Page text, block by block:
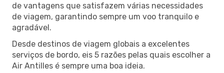
de vantagens que satisfazem várias necessidades
de viagem, garantindo sempre um voo tranquilo e
agradável.
Desde destinos de viagem globais a excelentes
serviços de bordo, eis 5 razões pelas quais escolher a
Air Antilles é sempre uma boa ideia.